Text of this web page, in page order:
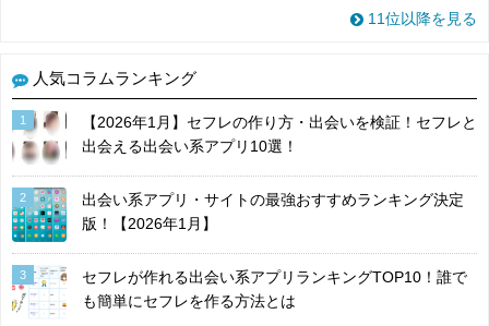
11位以降を見る
人気コラムランキング
1
【2026年1月】セフレの作り方・出会いを検証！セフレと
出会える出会い系アプリ10選！
2
出会い系アプリ・サイトの最強おすすめランキング決定
版！【2026年1月】
3
セフレが作れる出会い系アプリランキングTOP10！誰で
も簡単にセフレを作る方法とは